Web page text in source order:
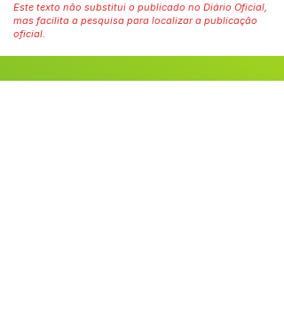
Este texto não substitui o publicado no Diário Oficial,
mas facilita a pesquisa para localizar a publicação
oficial.